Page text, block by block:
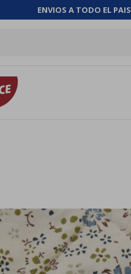
ENVIOS A TODO EL PAIS